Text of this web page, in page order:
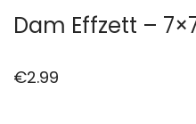
Dam Effzett –
€2.99